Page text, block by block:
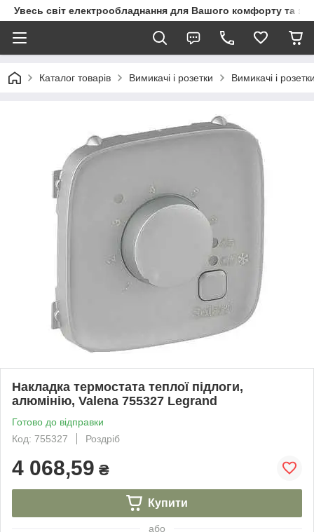
Увесь світ електрообладнання для Вашого комфорту та
Каталог товарів Вимикачі і розетки Вимикачі і
Накладка термостата теплої підлоги,
алюмінію, Valena 755327 Legrand
Готово до відправки
Код: 755327
Роздріб
4 068,59 ₴
Купити
або